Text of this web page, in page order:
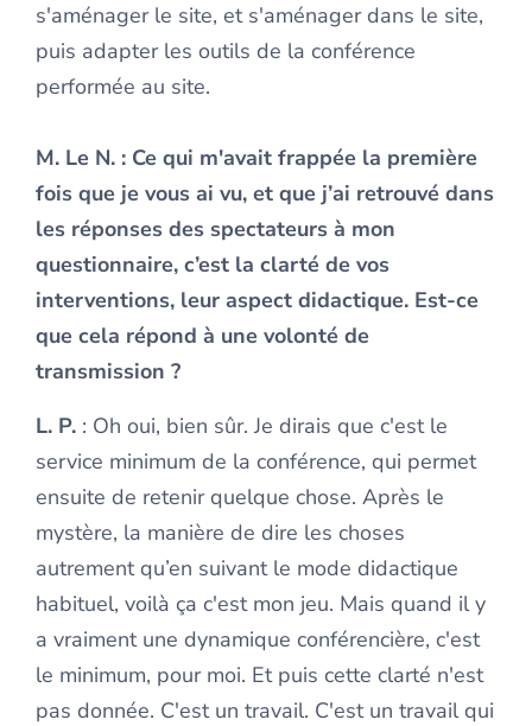
s'aménager le site, et s'aménager dans le site,
puis adapter les outils de la conférence
performée au site.
M. Le N. : Ce qui m'avait frappée la première
fois que je vous ai vu, et que j’ai retrouvé dans
les réponses des spectateurs à mon
questionnaire, c’est la clarté de vos
interventions, leur aspect didactique. Est-ce
que cela répond à une volonté de
transmission ?
L. P. : Oh oui, bien sûr. Je dirais que c'est le
service minimum de la conférence, qui permet
ensuite de retenir quelque chose. Après le
mystère, la manière de dire les choses
autrement qu’en suivant le mode didactique
habituel, voilà ça c'est mon jeu. Mais quand il y
a vraiment une dynamique conférencière, c'est
le minimum, pour moi. Et puis cette clarté n'est
pas donnée. C'est un travail. C'est un travail qui